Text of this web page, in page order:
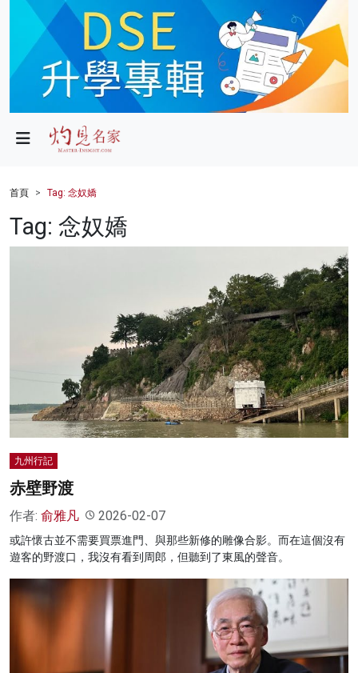
政局
財經
健康
名家榜
灼見活動
首頁 Tag: 念奴嬌
Tag: 念奴嬌
九州行記
赤壁野渡
作者: 俞雅凡 2026-02-07
或許懷古並不需要買票進門、與那些新修的雕像合影。而在這個沒有
遊客的野渡口，我沒有看到周郎，但聽到了東風的聲音。